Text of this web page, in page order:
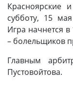
Красноярские
субботу, 15
Игра начнется
– болельщиков
Главным
Пустовойтова.